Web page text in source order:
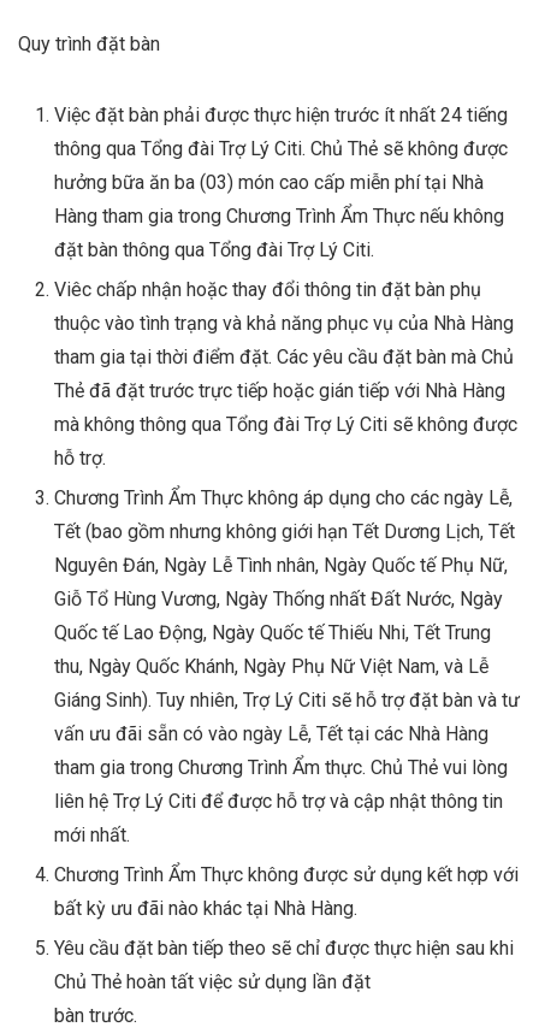
Quy trình đặt bàn
Việc đặt bàn phải được thực hiện trước ít nhất 24 tiếng
thông qua Tổng đài Trợ Lý Citi. Chủ Thẻ sẽ không được
hưởng bữa ăn ba (03) món cao cấp miễn phí tại Nhà
Hàng tham gia trong Chương Trình Ẩm Thực nếu không
đặt bàn thông qua Tổng đài Trợ Lý Citi.
Viêc chấp nhận hoặc thay đổi thông tin đặt bàn phụ
thuộc vào tình trạng và khả năng phục vụ của Nhà Hàng
tham gia tại thời điểm đặt. Các yêu cầu đặt bàn mà Chủ
Thẻ đã đặt trước trực tiếp hoặc gián tiếp với Nhà Hàng
mà không thông qua Tổng đài Trợ Lý Citi sẽ không được
hỗ trợ.
Chương Trình Ẩm Thực không áp dụng cho các ngày Lễ,
Tết (bao gồm nhưng không giới hạn Tết Dương Lịch, Tết
Nguyên Đán, Ngày Lễ Tình nhân, Ngày Quốc tế Phụ Nữ,
Giỗ Tổ Hùng Vương, Ngày Thống nhất Đất Nước, Ngày
Quốc tế Lao Động, Ngày Quốc tế Thiếu Nhi, Tết Trung
thu, Ngày Quốc Khánh, Ngày Phụ Nữ Việt Nam, và Lễ
Giáng Sinh). Tuy nhiên, Trợ Lý Citi sẽ hỗ trợ đặt bàn và tư
vấn ưu đãi sẵn có vào ngày Lễ, Tết tại các Nhà Hàng
tham gia trong Chương Trình Ẩm thực. Chủ Thẻ vui lòng
liên hệ Trợ Lý Citi để được hỗ trợ và cập nhật thông tin
mới nhất.
Chương Trình Ẩm Thực không được sử dụng kết hợp với
bất kỳ ưu đãi nào khác tại Nhà Hàng.
Yêu cầu đặt bàn tiếp theo sẽ chỉ được thực hiện sau khi
Chủ Thẻ hoàn tất việc sử dụng lần đặt
bàn trước.